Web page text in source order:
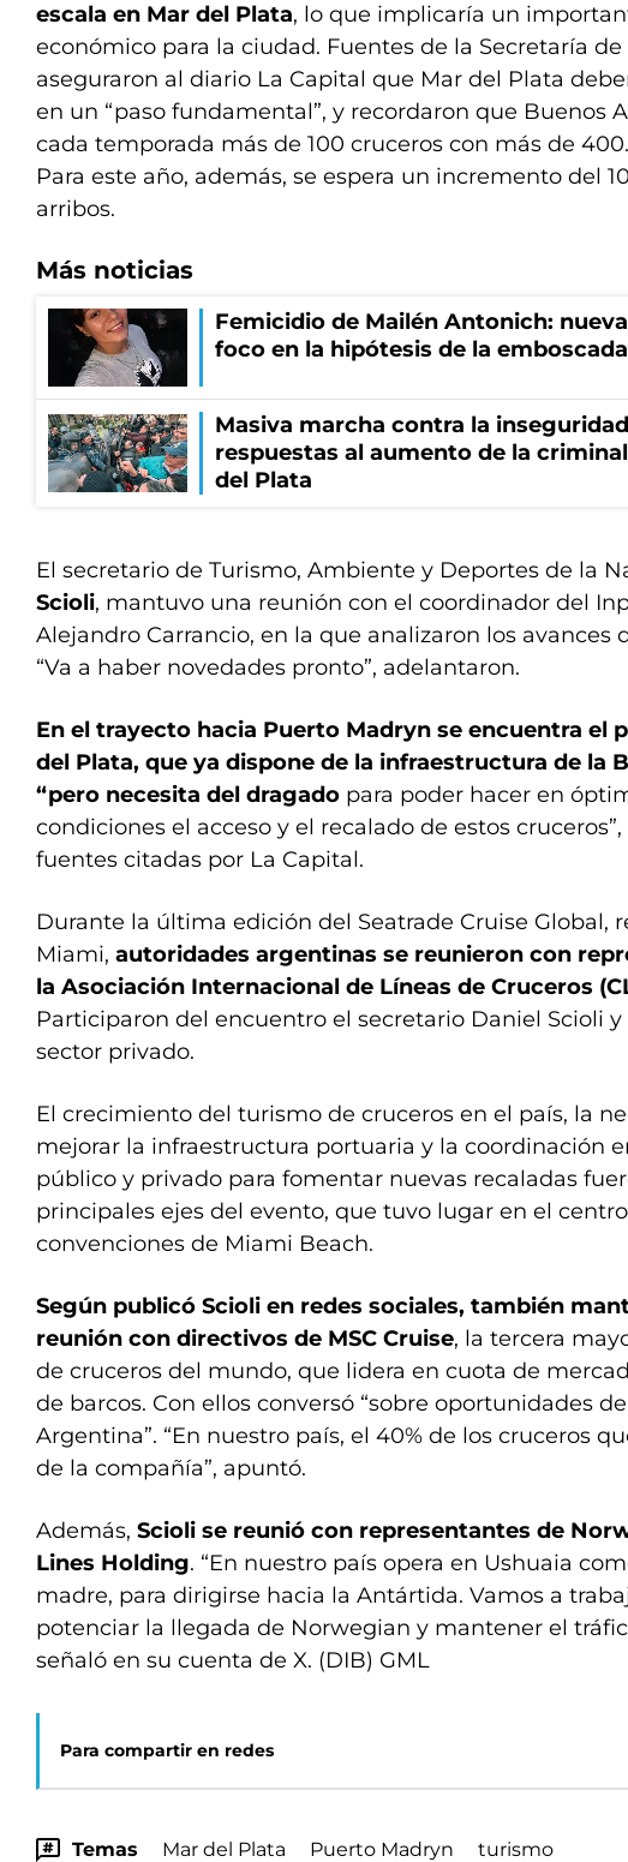
escala en Mar del Plata, lo que implicaría un
económico para la ciudad. Fuentes de la Secretaría
aseguraron al diario La Capital que Mar del Plata
en un “paso fundamental”, y recordaron que Buenos
cada temporada más de 100 cruceros con más de
Para este año, además, se espera un incremento del
arribos.
Más noticias
Femicidio de Mailén Antonich:
foco en la hipótesis de la emboscada
Masiva marcha contra la
respuestas al aumento de la
del Plata
El secretario de Turismo, Ambiente y Deportes de la
Scioli, mantuvo una reunión con el coordinador del
Alejandro Carrancio, en la que analizaron los avances
“Va a haber novedades pronto”, adelantaron.
En el trayecto hacia Puerto Madryn se encuentra el
del Plata, que ya dispone de la infraestructura de la
“pero necesita del dragado para poder hacer en
condiciones el acceso y el recalado de estos
fuentes citadas por La Capital.
Durante la última edición del Seatrade Cruise Global,
Miami, autoridades argentinas se reunieron con
la Asociación Internacional de Líneas de Cruceros
Participaron del encuentro el secretario Daniel Scioli
sector privado.
El crecimiento del turismo de cruceros en el país, la
mejorar la infraestructura portuaria y la coordinación
público y privado para fomentar nuevas recaladas
principales ejes del evento, que tuvo lugar en el
convenciones de Miami Beach.
Según publicó Scioli en redes sociales, también
reunión con directivos de MSC Cruise, la tercera
de cruceros del mundo, que lidera en cuota de
de barcos. Con ellos conversó “sobre oportunidades
Argentina”. “En nuestro país, el 40% de los cruceros
de la compañía”, apuntó.
Además, Scioli se reunió con representantes de
Lines Holding. “En nuestro país opera en Ushuaia
madre, para dirigirse hacia la Antártida. Vamos a
potenciar la llegada de Norwegian y mantener el
señaló en su cuenta de X. (DIB) GML
Para compartir en redes
Temas Mar del Plata Puerto Madryn turismo